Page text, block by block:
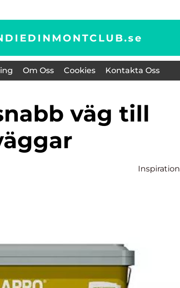
se
Om Oss Cookies Kontakta Oss
Inspiration